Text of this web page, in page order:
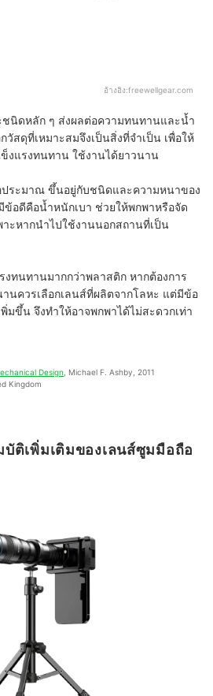
อ้างอิง:freewellgear.com
นิดหลัก ๆ ส่งผลต่อความทนทานและน้ำ
สดุที่เหมาะสมจึงเป็นสิ่งที่จำเป็น เพื่อให้
งแรงทนทาน ใช้งานได้ยาวนาน
ระมาณ ขึ้นอยู่กับชนิดและความหนาของ
อดีคือน้ำหนักเบา ช่วยให้พกพาหรือจัด
าะหากนำไปใช้งานนอกสถานที่เป็น
งทนทานมากกว่าพลาสติก หากต้องการ
นควรเลือกเลนส์ที่ผลิตจากโลหะ แต่มีข้อ
ขึ้น จึงทำให้อาจพกพาได้ไม่สะดวกเท่า
Design , Michael F. Ashby, 2011
Kingdom
ติเพิ่มเติมของเลนส์ซูมมือถือ